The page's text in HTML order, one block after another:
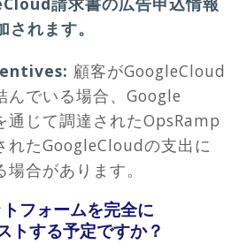
されます。
顧客がGoogleCloud
んでいる場合、Google
じて調達されたOpsRamp
れたGoogleCloudの支出に
場合があります。
フォームを完全に
する予定ですか？